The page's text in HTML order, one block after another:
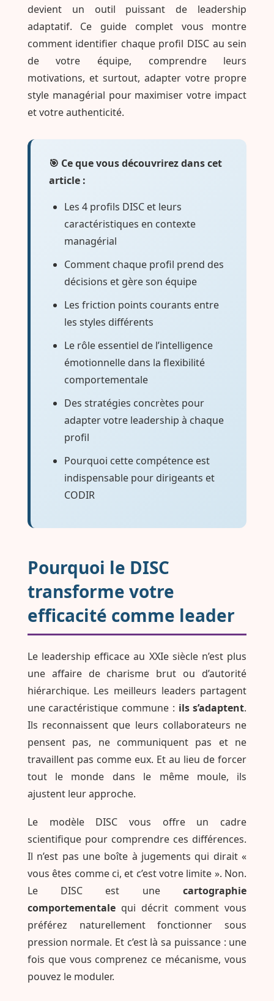
devient un outil puissant de leadership
adaptatif. Ce guide complet vous montre
comment identifier chaque profil DISC au sein
de votre équipe, comprendre leurs
motivations, et surtout, adapter votre propre
style managérial pour maximiser votre impact
et votre authenticité.
🎯 Ce que vous découvrirez dans cet
article :
Les 4 profils DISC et leurs
caractéristiques en contexte
managérial
Comment chaque profil prend des
décisions et gère son équipe
Les friction points courants entre
les styles différents
Le rôle essentiel de l’intelligence
émotionnelle dans la flexibilité
comportementale
Des stratégies concrètes pour
adapter votre leadership à chaque
profil
Pourquoi cette compétence est
indispensable pour dirigeants et
CODIR
Pourquoi le DISC
transforme votre
efficacité comme leader
Le leadership efficace au XXIe siècle n’est plus
une affaire de charisme brut ou d’autorité
hiérarchique. Les meilleurs leaders partagent
une caractéristique commune : ils s’adaptent.
Ils reconnaissent que leurs collaborateurs ne
pensent pas, ne communiquent pas et ne
travaillent pas comme eux. Et au lieu de forcer
tout le monde dans le même moule, ils
ajustent leur approche.
Le modèle DISC vous offre un cadre
scientifique pour comprendre ces différences.
Il n’est pas une boîte à jugements qui dirait «
vous êtes comme ci, et c’est votre limite ». Non.
Le DISC est unecartographie
comportementalequi décrit comment vous
préférez naturellement fonctionner sous
pression normale. Et c’est là sa puissance : une
fois que vous comprenez ce mécanisme, vous
pouvez le moduler.